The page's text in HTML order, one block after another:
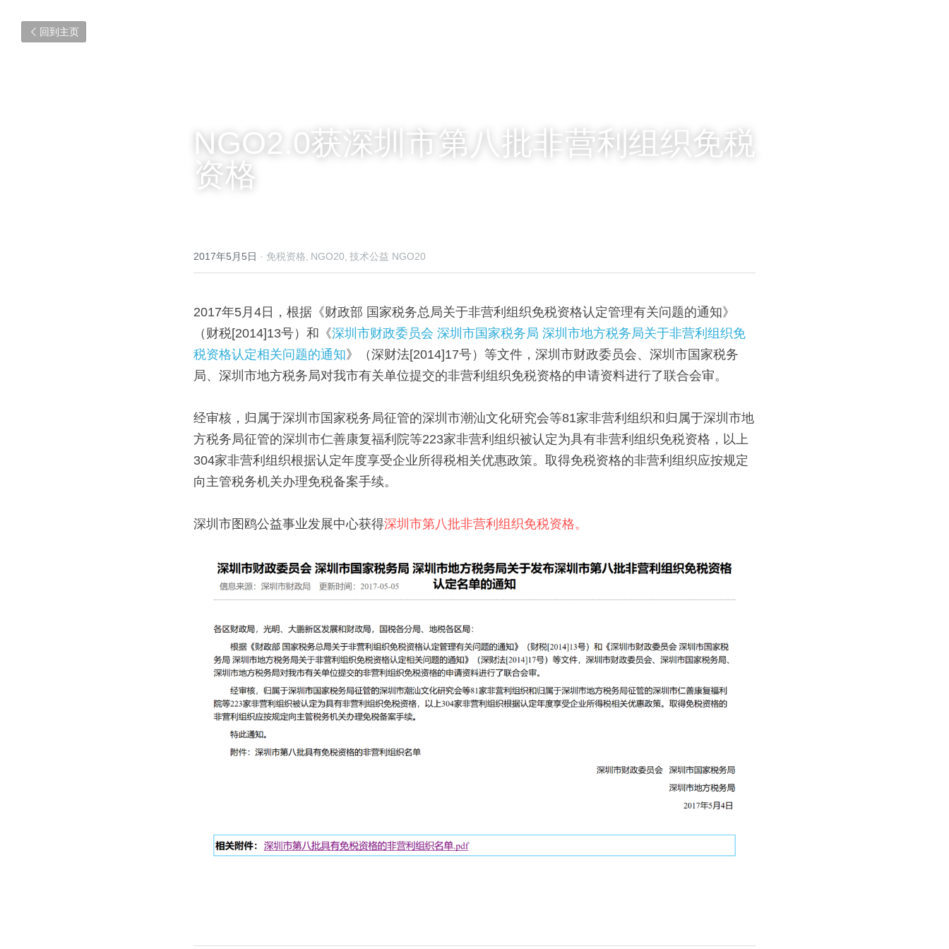
回到主页
NGO2.0获深圳市第八批非营利组织免税
资格
2017年5月5日 · 免税资格, NGO20, 技术公益 NGO20
2017年5月4日，根据《财政部 国家税务总局关于非营利组织免税资格认定管理有关问题的通知》
（财税[2014]13号）和《深圳市财政委员会 深圳市国家税务局 深圳市地方税务局关于非营利组织免
税资格认定相关问题的通知》（深财法[2014]17号）等文件，深圳市财政委员会、深圳市国家税务
局、深圳市地方税务局对我市有关单位提交的非营利组织免税资格的申请资料进行了联合会审。
经审核，归属于深圳市国家税务局征管的深圳市潮汕文化研究会等81家非营利组织和归属于深圳市地
方税务局征管的深圳市仁善康复福利院等223家非营利组织被认定为具有非营利组织免税资格，以上
304家非营利组织根据认定年度享受企业所得税相关优惠政策。取得免税资格的非营利组织应按规定
向主管税务机关办理免税备案手续。
深圳市图鸥公益事业发展中心获得深圳市第八批非营利组织免税资格。